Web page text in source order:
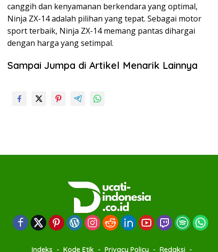
canggih dan kenyamanan berkendara yang optimal,
Ninja ZX-14 adalah pilihan yang tepat. Sebagai motor
sport terbaik, Ninja ZX-14 memang pantas dihargai
dengan harga yang setimpal.
Sampai Jumpa di Artikel Menarik Lainnya
Indeks Kode Etik Privacy Policy Redaksi